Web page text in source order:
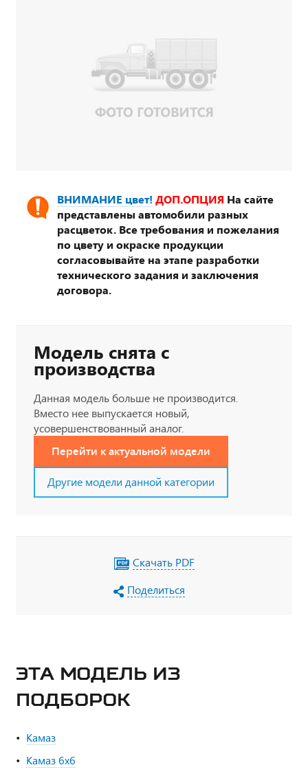
ВНИМАНИЕ цвет! ДОП.ОПЦИЯ На сайте
представлены автомобили разных
расцветок. Все требования и пожелания
по цвету и окраске продукции
согласовывайте на этапе разработки
технического задания и заключения
договора.
Модель снята с
производства
Данная модель больше не производится.
Вместо нее выпускается новый,
усовершенствованный аналог.
Перейти к актуальной модели
Другие модели данной категории
Скачать PDF
Поделиться
ЭТА МОДЕЛЬ ИЗ
ПОДБОРОК
Камаз
Камаз 6х6